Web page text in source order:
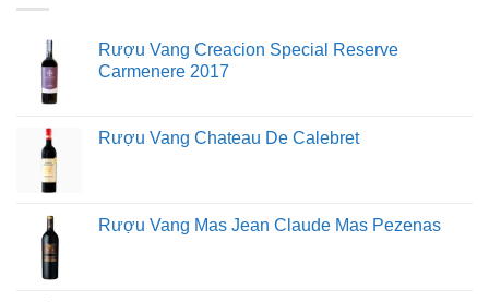
Rượu Vang Creacion Special Reserve
Carmenere 2017
Rượu Vang Chateau De Calebret
Rượu Vang Mas Jean Claude Mas Pezenas